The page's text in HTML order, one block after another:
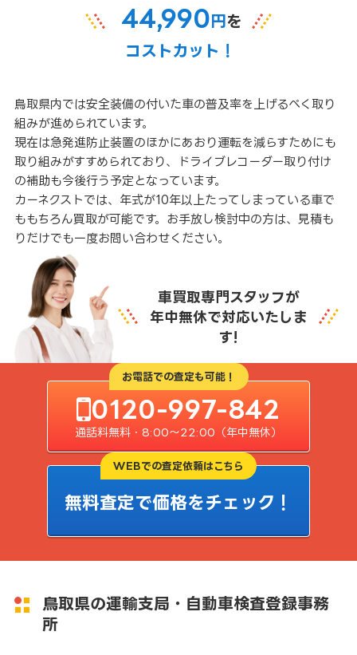
44,990円を
コストカット！
鳥取県内では安全装備の付いた車の普及率を上げるべく取り
組みが進められています。
現在は急発進防止装置のほかにあおり運転を減らすためにも
取り組みがすすめられており、ドライブレコーダー取り付け
の補助も今後行う予定となっています。
カーネクストでは、年式が10年以上たってしまっている車で
ももちろん買取が可能です。お手放し検討中の方は、見積も
りだけでも一度お問い合わせください。
車買取専門スタッフが
年中無休で対応いたしま
す!
お電話での査定も可能！
0120-997-842
通話料無料・8:00〜22:00（年中無休）
WEBでの査定依頼はこちら
無料査定で価格をチェック！
鳥取県の運輸支局・自動車検査登録事務
所